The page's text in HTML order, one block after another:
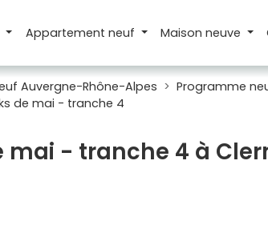
Appartement neuf Maison neuve
Auvergne-Rhône-Alpes Programme
de mai - tranche 4
mai - tranche 4 à